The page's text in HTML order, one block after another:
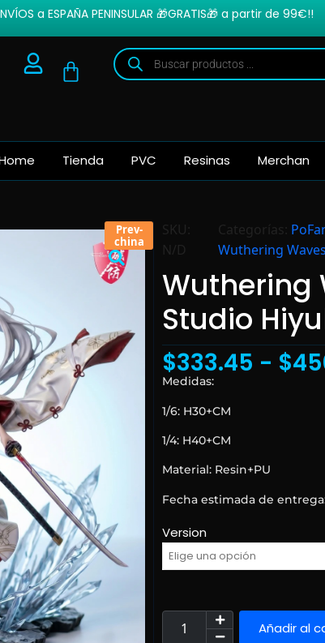
a ESPAÑA PENINSULAR 🎁GRATIS🎁 a partir de 99€!!
Tienda PVC Resinas Merchan
Prev-
china
SKU:
N/D
Categorías:
Wuthering Waves
Wuthering
Studio
$333.45 - $
Medidas:
1/6: H30+CM
1/4: H40+CM
Material: Resin+PU
Fecha estimada de
Version
Añadir al